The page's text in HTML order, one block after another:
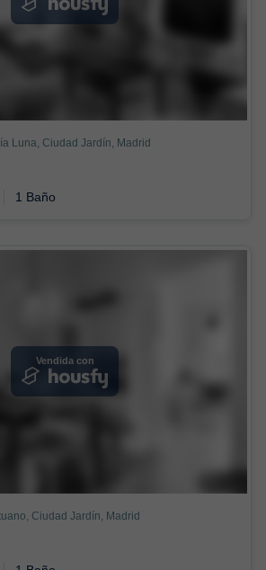
Luna, Ciudad Jardín, Madrid
1 Baño
Vendida con
Ciudad Jardín, Madrid